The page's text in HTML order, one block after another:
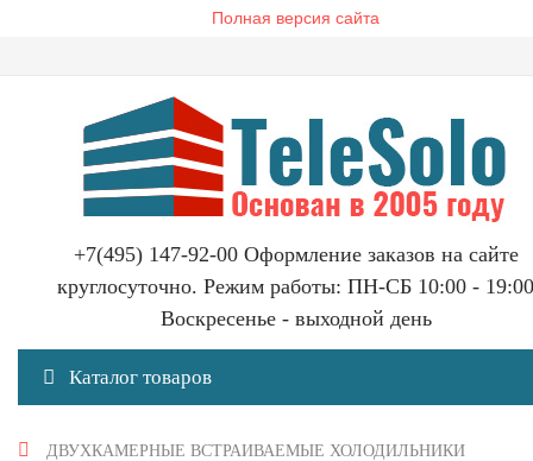
Полная версия сайта
+7(495) 147-92-00 Оформление заказов на сайте
круглосуточно. Режим работы: ПН-СБ 10:00 - 19:00
Воскресенье - выходной день
Каталог товаров
ДВУХКАМЕРНЫЕ ВСТРАИВАЕМЫЕ ХОЛОДИЛЬНИКИ